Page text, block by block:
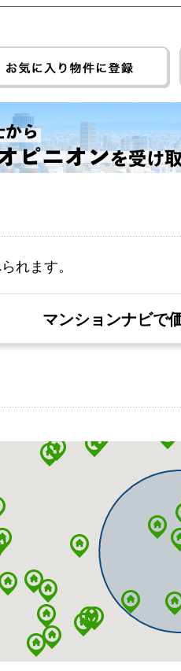
れます。
マンションナビで